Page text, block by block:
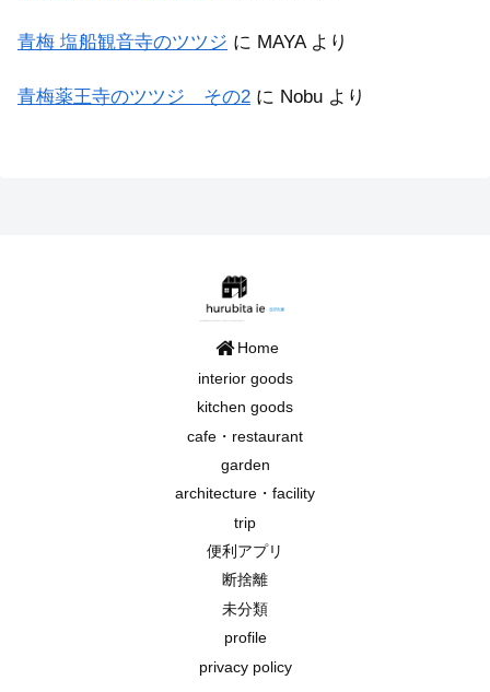
青梅 塩船観音寺のツツジ に MAYAより
青梅薬王寺のツツジ その2 に Nobu より
Home
interior goods
kitchen goods
cafe・restaurant
garden
architecture・facility
trip
便利アプリ
断捨離
未分類
profile
privacy policy